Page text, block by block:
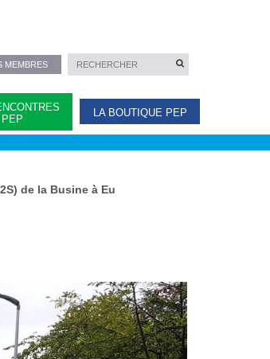
MEMBRES
PEP
LA BOUTIQUE PEP
de la Busine à Eu